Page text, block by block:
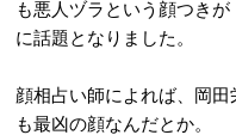
も悪人ヅラという顔つき
に話題となりました。
顔相占い師によれば、岡
も最凶の顔なんだとか。